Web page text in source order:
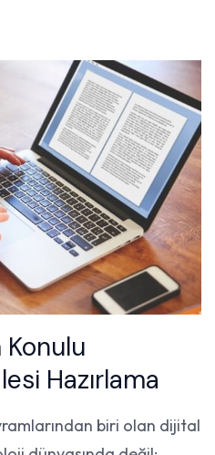
Hazırlama
biri olan dijital